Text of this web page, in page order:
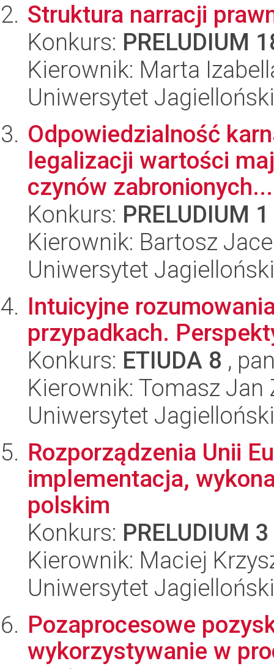
Struktura narracji
Konkurs: PRELUDIUM
Kierownik: Marta
Uniwersytet
Odpowiedzialność
legalizacji wartości
czynów zabronionych...
Konkurs: PRELUDIUM 1
Kierownik: Bartosz
Uniwersytet
Intuicyjne
przypadkach.
Konkurs: ETIUDA 8 ,
Kierownik: Tomasz Jan
Uniwersytet
Rozporządzenia Unii
implementacja,
polskim
Konkurs: PRELUDIUM 3
Kierownik: Maciej
Uniwersytet
Pozaprocesowe
wykorzystywanie w